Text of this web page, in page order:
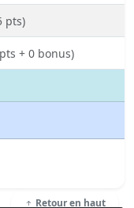
pts)
+ 0 bonus)
Retour en haut